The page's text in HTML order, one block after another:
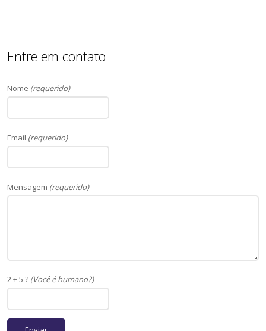
Entre em contato
Nome (requerido)
Email (requerido)
Mensagem (requerido)
2 + 5 ? (Você é humano?)